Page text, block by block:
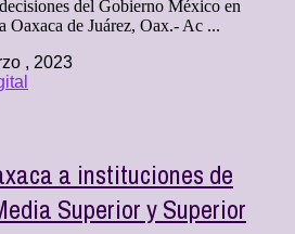
del Gobierno México en
Oaxaca de Juárez, Oax.- Ac ...
, 2023
a instituciones de
Superior y Superior